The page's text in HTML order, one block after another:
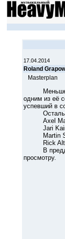
17.04.2014
Roland
Masterplan
Меньше
одним из её
успевший в
Остальные
Axel
Jari
Martin
Rick Altzi
В
просмотру.